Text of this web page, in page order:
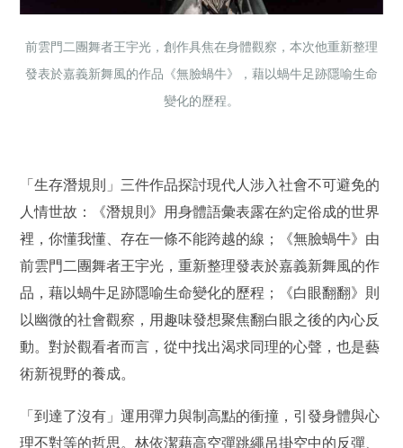
前雲門二團舞者王宇光，創作具焦在身體觀察，本次他重新整理
發表於嘉義新舞風的作品《無臉蝸牛》，藉以蝸牛足跡隱喻生命
變化的歷程。
「生存潛規則」三件作品探討現代人涉入社會不可避免的
人情世故：《潛規則》用身體語彙表露在約定俗成的世界
裡，你懂我懂、存在一條不能跨越的線；《無臉蝸牛》由
前雲門二團舞者王宇光，重新整理發表於嘉義新舞風的作
品，藉以蝸牛足跡隱喻生命變化的歷程；《白眼翻翻》則
以幽微的社會觀察，用趣味發想聚焦翻白眼之後的內心反
動。對於觀看者而言，從中找出渴求同理的心聲，也是藝
術新視野的養成。
「到達了沒有」運用彈力與制高點的衝撞，引發身體與心
理不對等的哲思。林依潔藉高空彈跳繩吊掛空中的反彈、